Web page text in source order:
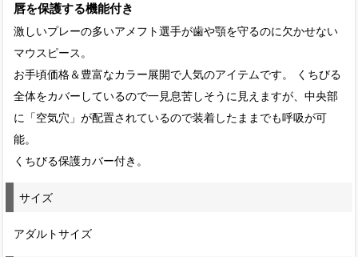
唇を保護する機能付き
激しいプレーの多いアメフト選手が歯や顎を守るのに欠かせない
マウスピース。
お手頃価格＆豊富なカラー展開で人気のアイテムです。 くちびる
全体をカバーしているので一見息苦しそうに見えますが、中央部
に「空気穴」が配置されているので装着したままでも呼吸が可
能。
くちびる保護カバー付き。
サイズ
アダルトサイズ